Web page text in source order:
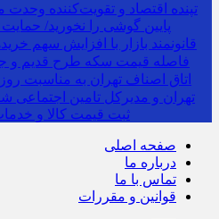
تپنده اقتصاد و تقویت‌کننده وحدت
پایین گوشی را نخورید/
قانونمند بازار با افزایش سهم
فاصله قیمت سکه طرح قدیم و
اتاق اصناف تهران به مناسبت روز
تهران و مدیرکل تامین اجتماعی
ثبت قیمت کالا و خدمات در
صفحه اصلی
درباره ما
تماس با ما
قوانین و مقررات